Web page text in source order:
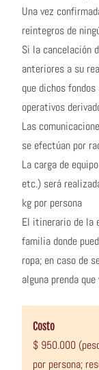
Una vez
reintegros de
Si la cancelación
anteriores a su
que dichos
operativos
Las
se efectúan por
La carga de
etc.) será
kg por persona
El itinerario de la
familia donde
ropa; en caso de
alguna prenda
Costo
$ 950.000
por persona;